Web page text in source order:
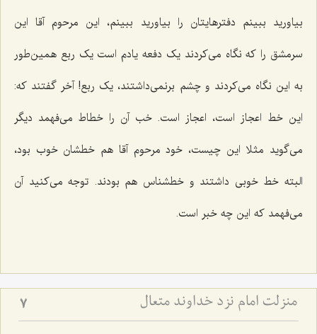
بیاورید ببینم دفترهایتان را بیاورید ببینم، این مرحوم آقا این
سرمشق را که نگاه می‌کردند یک دفعه یادم است یک ربع همین‌طور
به این نگاه می‌کردند و چشم برنمی‌داشتند، یک ربع! آخر گفتند که:
این خط اعجاز است، اعجاز است. خب آن را خطاط می‌فهمد دیگر
می‌گوید مثلا این چیست، خود مرحوم آقا هم خطشان خوب بود،
البته خط خوبی داشتند و خطشناس هم بودند. توجه می‌کنید آن
می‌فهمد که این چه خبر است.
منزلت امام نزد خداوند متعال 7